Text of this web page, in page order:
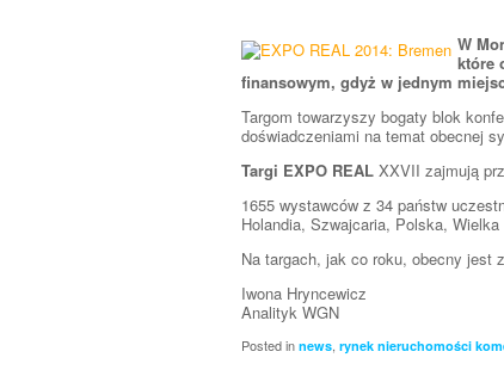
W
które
finansowym, gdyż w jednym
Targom towarzyszy bogaty blok
doświadczeniami na temat obecnej
Targi EXPO REAL XXVII zajmują
1655 wystawców z 34 państw
Holandia, Szwajcaria, Polska,
Na targach, jak co roku, obecny jest
Iwona Hryncewicz
Analityk WGN
Posted in news rynek nieruchomości